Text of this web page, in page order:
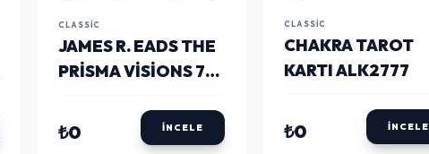
CLASSIC
JAMES R. EADS THE
PRISMA VISIONS 79
TAROT KARTI
₺0 İNCELE
CLASSIC
CHAKRA TAROT
KARTI ALK2777
₺0 İNCELE